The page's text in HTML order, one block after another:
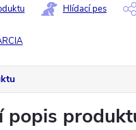
Hlídací pes
popis